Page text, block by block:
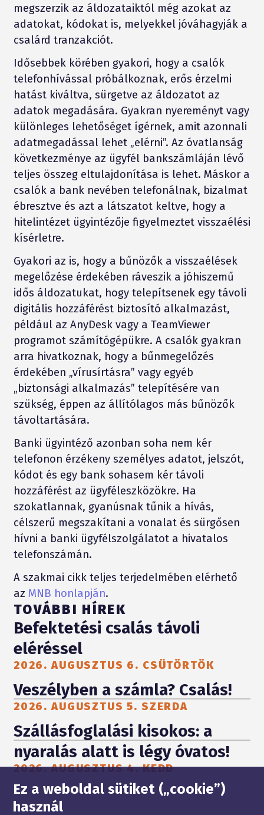
megszerzik az áldozataiktól még azokat az
adatokat, kódokat is, melyekkel jóváhagyják a
csalárd tranzakciót.
Idősebbek körében gyakori, hogy a csalók
telefonhívással próbálkoznak, erős érzelmi
hatást kiváltva, sürgetve az áldozatot az
adatok megadására. Gyakran nyereményt vagy
különleges lehetőséget ígérnek, amit azonnali
adatmegadással lehet „elérni”. Az óvatlanság
következménye az ügyfél bankszámláján lévő
teljes összeg eltulajdonítása is lehet. Máskor a
csalók a bank nevében telefonálnak, bizalmat
ébresztve és azt a látszatot keltve, hogy a
hitelintézet ügyintézője figyelmeztet visszaélési
kísérletre.
Gyakori az is, hogy a bűnözők a visszaélések
megelőzése érdekében ráveszik a jóhiszemű
idős áldozatukat, hogy telepítsenek egy távoli
digitális hozzáférést biztosító alkalmazást,
például az AnyDesk vagy a TeamViewer
programot számítógépükre. A csalók gyakran
arra hivatkoznak, hogy a bűnmegelőzés
érdekében „vírusírtásra” vagy egyéb
„biztonsági alkalmazás” telepítésére van
szükség, éppen az állítólagos más bűnözők
távoltartására.
Banki ügyintéző azonban soha nem kér
telefonon érzékeny személyes adatot, jelszót,
kódot és egy bank sohasem kér távoli
hozzáférést az ügyféleszközökre. Ha
szokatlannak, gyanúsnak tűnik a hívás,
célszerű megszakítani a vonalat és sürgősen
hívni a banki ügyfélszolgálatot a hivatalos
telefonszámán.
A szakmai cikk teljes terjedelmében elérhető
az MNB honlapján.
TOVÁBBI HÍREK
Befektetési csalás távoli
eléréssel
2026. AUGUSZTUS 6. CSÜTÖRTÖK
Veszélyben a számla? Csalás!
2026. AUGUSZTUS 5. SZERDA
Szállásfoglalási kisokos: a
nyaralás alatt is légy óvatos!
2026. AUGUSZTUS 4. KEDD
Ez a weboldal sütiket („cookie”)
használ